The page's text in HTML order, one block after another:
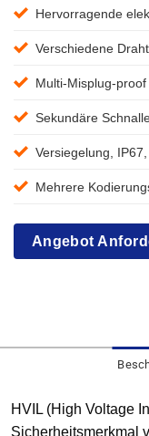
Hervorragende
Verschiedene
Multi-Misplug-
Sekundäre
Versiegelung,
Mehrere
Angebot
HVIL (High Voltage
Sicherheitsmerkmal